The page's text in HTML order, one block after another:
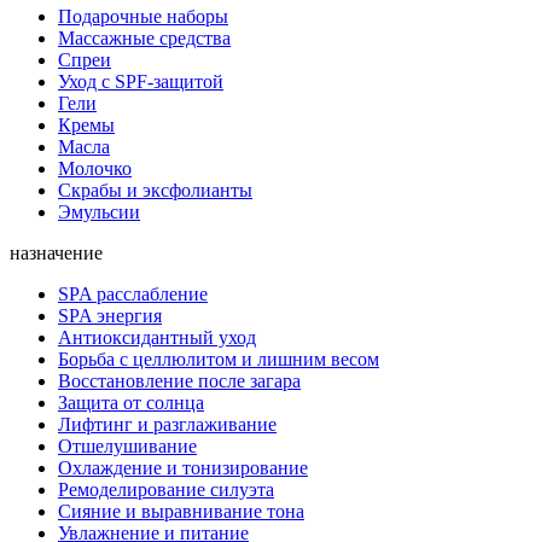
Подарочные наборы
Массажные средства
Спреи
Уход с SPF-защитой
Гели
Кремы
Масла
Молочко
Скрабы и эксфолианты
Эмульсии
назначение
SPA расслабление
SPA энергия
Антиоксидантный уход
Борьба с целлюлитом и лишним весом
Восстановление после загара
Защита от солнца
Лифтинг и разглаживание
Отшелушивание
Охлаждение и тонизирование
Ремоделирование силуэта
Сияние и выравнивание тона
Увлажнение и питание